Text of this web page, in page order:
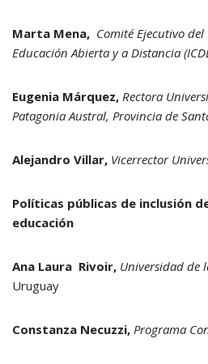
Marta Mena, Comité Ejecutivo
Educación Abierta y a Distancia
Eugenia Márquez, Rectora
Patagonia Austral, Provincia de
Alejandro Villar, Vicerrector
Políticas públicas de inclusión
educación
Ana Laura Rivoir, Universidad de
Uruguay
Constanza Necuzzi, Programa